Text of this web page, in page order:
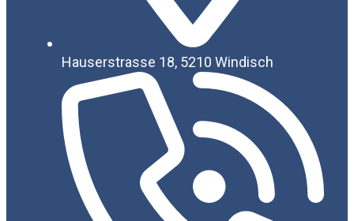
Hauserstrasse 18, 5210 Windisch